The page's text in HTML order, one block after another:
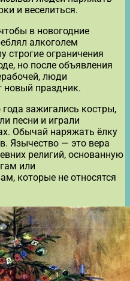
и веселиться.
в новогодние
алкоголем
строгие ограничения
но после объявления
люди
новый праздник.
зажигались костры,
песни и играли
Обычай наряжать ёлку
Язычество — это вера
религий, основанную
или
которые не относятся